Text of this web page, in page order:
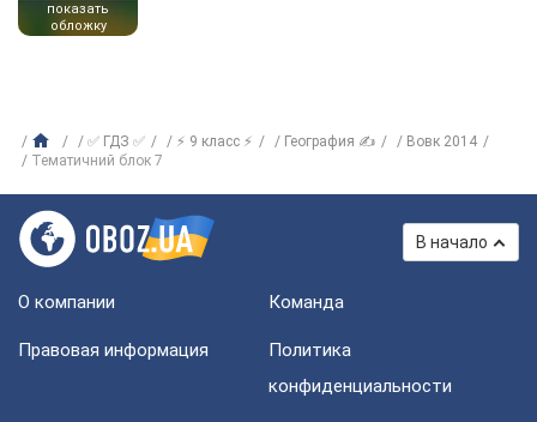
показать
обложку
✅ ГДЗ ✅ ⚡ 9 класс ⚡ География ✍
Вовк 2014
Тематичний блок 7
В начало
О компании Команда
Правовая информация
Политика
конфиденциальности